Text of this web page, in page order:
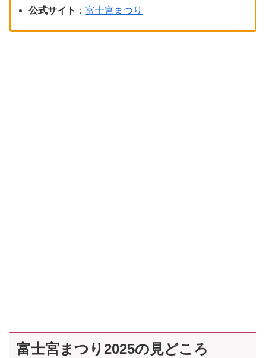
公式サイト ：富士宮まつり
富士宮まつり2025の見どころ